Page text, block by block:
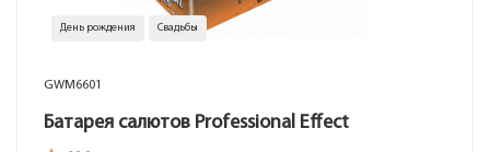
День рождения Свадьбы
GWM6601
Батарея салютов Professional Effect